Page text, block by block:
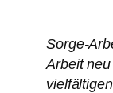
Sorge-
Arbeit